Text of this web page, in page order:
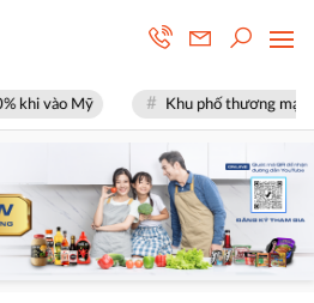
Khu phố thương mại SOHO tại The